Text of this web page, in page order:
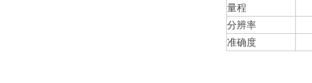
量程
分辨率
准确度